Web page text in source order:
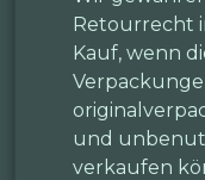
Retourrecht
Kauf, wenn
und
verkaufen